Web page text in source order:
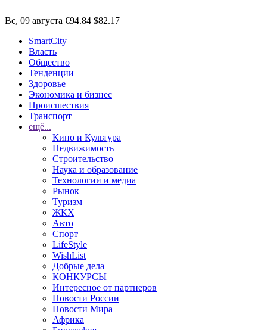
Вс, 09 августа €94.84 $82.17
SmartCity
Власть
Общество
Тенденции
Здоровье
Экономика и бизнес
Происшествия
Транспорт
ещё...
Кино и Культура
Недвижимость
Строительство
Наука и образование
Технологии и медиа
Рынок
Туризм
ЖКХ
Авто
Спорт
LifeStyle
WishList
Добрые дела
КОНКУРСЫ
Интересное от партнеров
Новости России
Новости Мира
Африка